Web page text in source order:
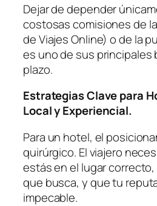
Dejar de depender
costosas comisiones de
de Viajes Online) o de la
es uno de sus principales
plazo.
Estrategias Clave para
Local y Experiencial.
Para un hotel, el
quirúrgico. El viajero
estás en el lugar
que busca, y que tu
impecable.